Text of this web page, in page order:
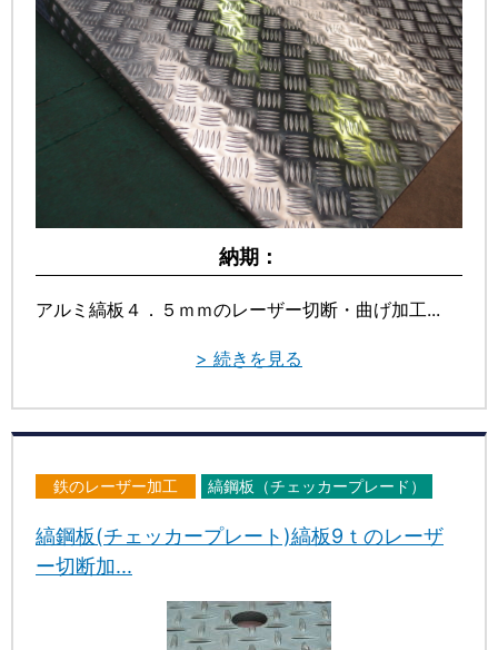
納期：
アルミ縞板４．５ｍｍのレーザー切断・曲げ加工...
> 続きを見る
鉄のレーザー加工 縞鋼板（チェッカープレード）
縞鋼板(チェッカープレート)縞板9ｔのレーザ
ー切断加...